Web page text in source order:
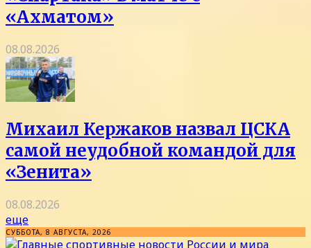
«Ахматом»
08.08.2026
Михаил Кержаков назвал ЦСКА
самой неудобной командой для
«Зенита»
08.08.2026
еще
СУББОТА, 8 АВГУСТА, 2026